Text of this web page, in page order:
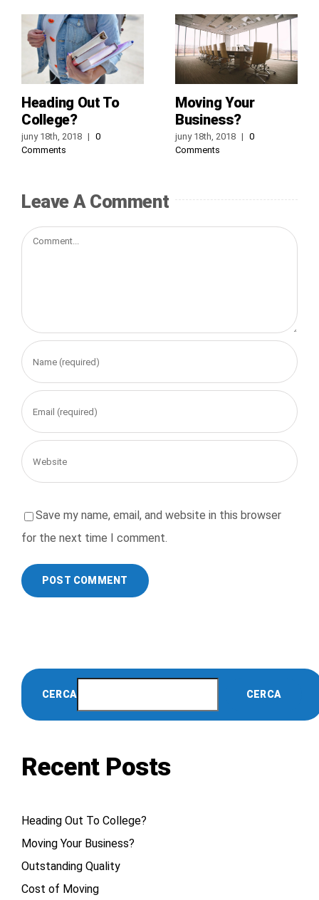
Heading Out To
College?
juny 18th, 2018 | 0
Comments
Moving Your
Business?
juny 18th, 2018 | 0
Comments
Leave A Comment
Comment
Save my name, email, and website in this browser
for the next time I comment.
CERCA CERCA
Recent Posts
Heading Out To College?
Moving Your Business?
Outstanding Quality
Cost of Moving